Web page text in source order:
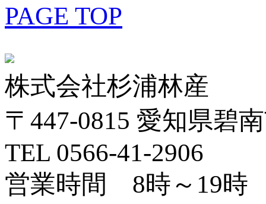
PAGE TOP
株式会社杉浦林産
〒447-0815 愛知県碧
TEL 0566-41-2906
営業時間 8時～19時